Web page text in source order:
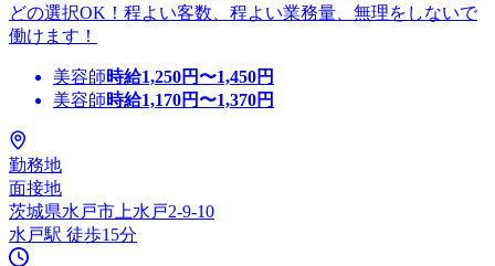
どの選択OK！程よい客数、程よい業務量、無理をしないで
働けます！
美容師時給1,250円〜1,450円
美容師時給1,170円〜1,370円
勤務地
面接地
茨城県水戸市上水戸2-9-10
水戸駅 徒歩15分